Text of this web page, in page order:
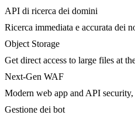
API di ricerca dei domini
Ricerca immediata e accurata dei
Object Storage
Get direct access to large files at
Next-Gen WAF
Modern web app and API
Gestione dei bot